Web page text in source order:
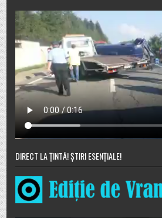
DIRECT LA ȚINTĂ! ȘTIRI ESENȚIALE!